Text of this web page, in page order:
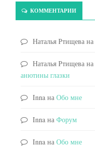
КОММЕНТАРИИ
Наталья Ртищева на
Наталья Ртищева на
анютины глазки
Inna на Обо мне
Inna на Форум
Inna на Обо мне